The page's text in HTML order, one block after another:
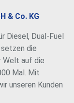
& Co. KG
Diesel, Dual-Fuel
die
Welt auf die
Mal. Mit
unseren Kunden